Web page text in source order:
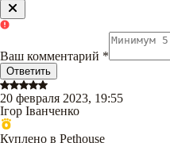
Ваш комментарий *
Ответить
20 февраля 2023, 19:55
Ігор Іванченко
Куплено в Pethouse